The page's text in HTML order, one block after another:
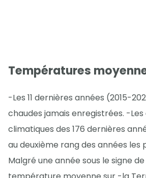
Températures
-Les 11 dernières années (2015-
chaudes jamais enregistrées. -Les
climatiques des 176 dernières
au deuxième rang des années les
Malgré une année sous le signe de